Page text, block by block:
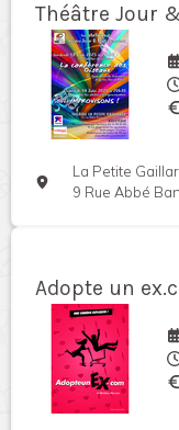
Théâtre Jour
La Petite
9 Rue Abbé
Adopte un